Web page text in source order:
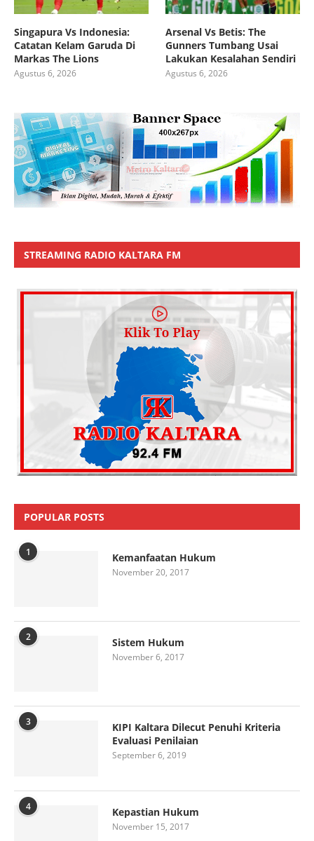
Singapura Vs Indonesia:
Catatan Kelam Garuda Di
Markas The Lions
Agustus 6, 2026
Arsenal Vs Betis: The
Gunners Tumbang Usai
Lakukan Kesalahan Sendiri
Agustus 6, 2026
STREAMING RADIO KALTARA FM
POPULAR POSTS
1 Kemanfaatan Hukum
November 20, 2017
2 Sistem Hukum
November 6, 2017
3
KIPI Kaltara Dilecut Penuhi Kriteria
Evaluasi Penilaian
September 6, 2019
4 Kepastian Hukum
November 15, 2017